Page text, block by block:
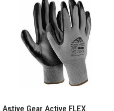
Active Gear Active FLEX